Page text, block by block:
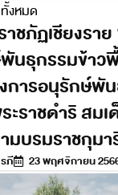
งหมด
ชภัฏเชียงราย
นธุกรรมข้าว
งการอนุรักษ์
ะราชดำริ สม
มบรมราชกุมา
ภี 23 พฤศจิกายน